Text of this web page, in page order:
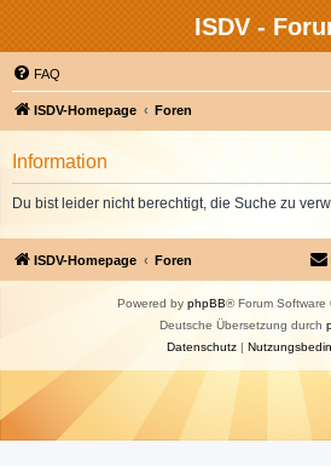
ISDV -
FAQ
ISDV-Homepage Foren
Information
Du bist leider nicht berechtigt, die Suche zu
ISDV-Homepage Foren
Powered by phpBB® Forum Software
Deutsche Übersetzung durch
Datenschutz|